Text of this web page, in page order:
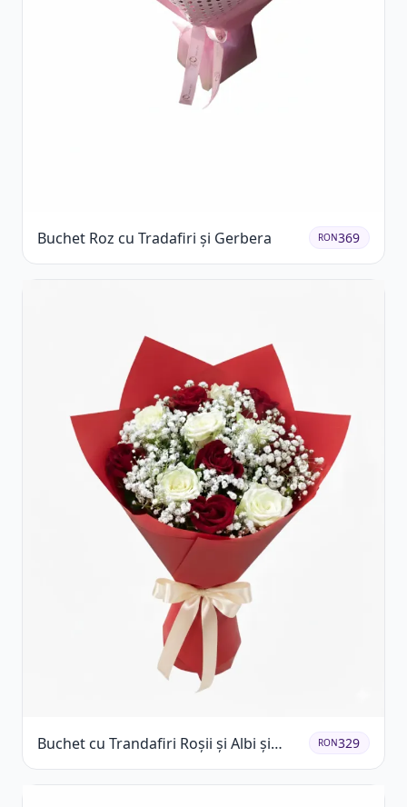
Buchet Roz cu Tradafiri și Gerbera RON369
Buchet cu Trandafiri Roșii și Albi și
Gypsophila
RON329